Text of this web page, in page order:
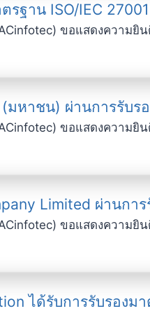
รฐาน ISO/IEC
ขอแสดงความ
หาชน) ผ่านการรับร
ขอแสดงความยิ
Limited ผ่านกา
ขอแสดงความยิ
ได้รับการรับรองม